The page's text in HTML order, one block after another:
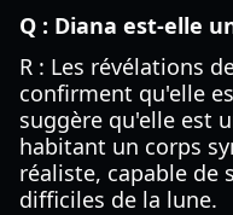
Q : Diana est-elle
R : Les révélations
confirment qu'elle
suggère qu'elle est
habitant un corps
réaliste, capable de
difficiles de la lune.